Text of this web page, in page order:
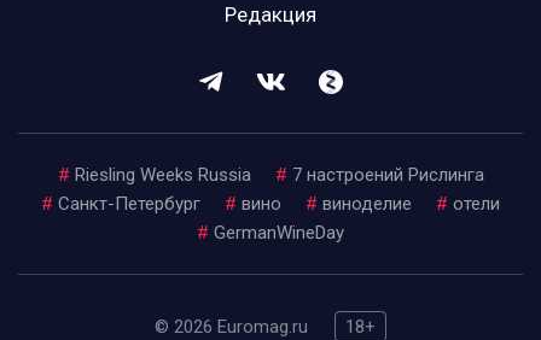
Редакция
# Riesling Weeks Russia # 7 настроений Рислинга
# Санкт-Петербург # вино # виноделие # отели
# GermanWineDay
© 2026 Euromag.ru
18+